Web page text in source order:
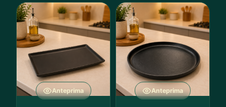
Anteprima Anteprima